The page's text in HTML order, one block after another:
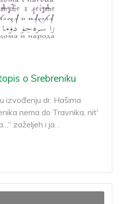
o Srebreniku
izvođenju dr. Hašima
nema do Travnika, nit'
zaželjeh i ja…